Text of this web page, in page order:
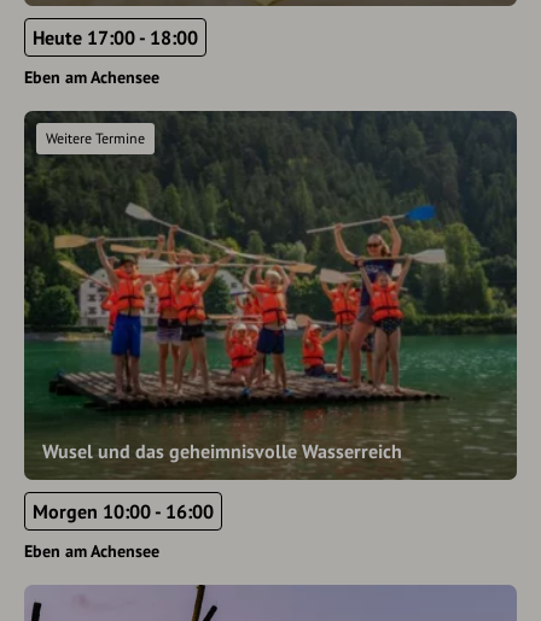
Heute 17:00 - 18:00
Eben am Achensee
Wusel und das geheimnisvolle Wasserreich
Weitere Termine
Morgen 10:00 - 16:00
Eben am Achensee